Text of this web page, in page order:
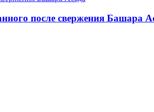
после свержения Башара